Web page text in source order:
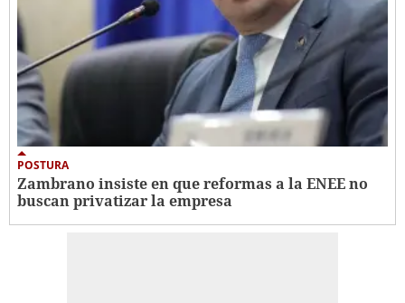
POSTURA
Zambrano insiste en que reformas a la ENEE no
buscan privatizar la empresa